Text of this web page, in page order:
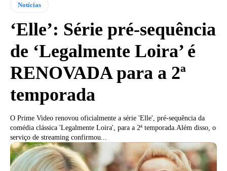
Notícias
‘Elle’: Série pré-sequência
de ‘Legalmente Loira’ é
RENOVADA para a 2ª
temporada
O Prime Video renovou oficialmente a série 'Elle', pré-sequência da
comédia clássica 'Legalmente Loira', para a 2ª temporada.Além disso, o
serviço de streaming confirmou...